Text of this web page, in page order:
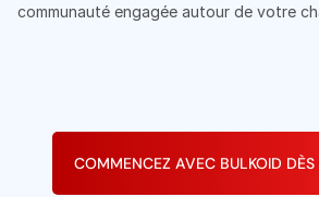
communauté engagée autour de votre
COMMENCEZ AVEC BULKOID DÈS